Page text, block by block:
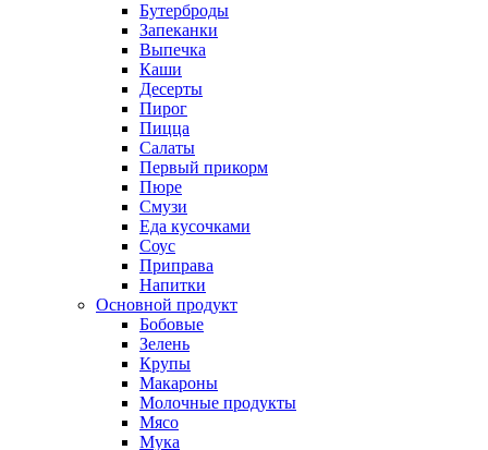
Бутерброды
Запеканки
Выпечка
Каши
Десерты
Пирог
Пицца
Салаты
Первый прикорм
Пюре
Смузи
Еда кусочками
Соус
Приправа
Напитки
Основной продукт
Бобовые
Зелень
Крупы
Макароны
Молочные продукты
Мясо
Мука